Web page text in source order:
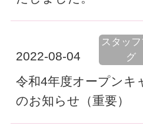
2022-08-04
スタッフ
グ
令和4年度オープンキ
のお知らせ（重要）